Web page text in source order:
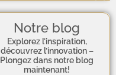
Notre blog
Explorez l’inspiration,
découvrez l’innovation –
Plongez dans notre blog
maintenant!